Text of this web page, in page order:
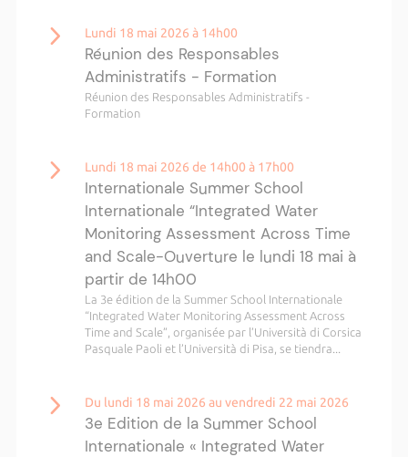
Lundi 18 mai 2026 à 14h00
Réunion des Responsables
Administratifs - Formation
Réunion des Responsables Administratifs -
Formation
Lundi 18 mai 2026 de 14h00 à 17h00
Internationale Summer School
Internationale “Integrated Water
Monitoring Assessment Across Time
and Scale-Ouverture le lundi 18 mai à
partir de 14h00
La 3e édition de la Summer School Internationale
“Integrated Water Monitoring Assessment Across
Time and Scale”, organisée par l’Università di Corsica
Pasquale Paoli et l’Università di Pisa, se tiendra...
Du lundi 18 mai 2026 au vendredi 22 mai 2026
3e Edition de la Summer School
Internationale « Integrated Water